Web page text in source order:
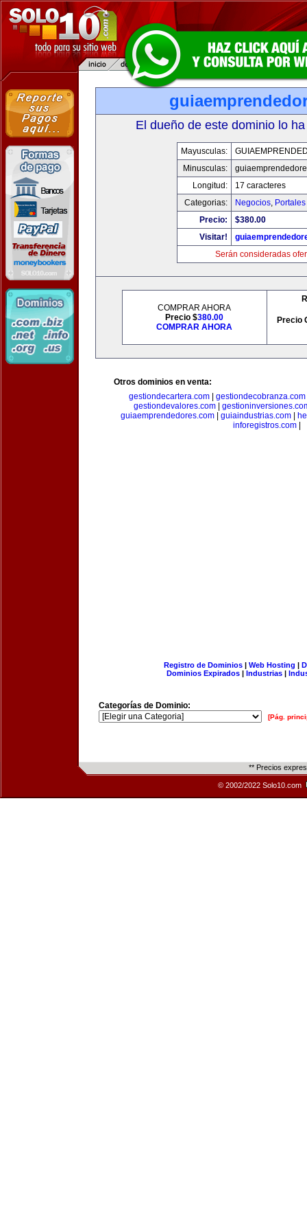
El dueño de este dominio lo
Mayusculas:
Minusculas:
Longitud:
17 caracteres
Categorias:
Negocios, Portales
Precio:
$380.00
Visitar!
Serán consideradas
COMPRAR AHORA
Precio $380.00
COMPRAR AHORA
Precio
Otros dominios en venta:
gestiondecartera.com| gestiondecobranza.com
gestiondevalores.com|
guiaemprendedores.com
guiaindustrias.com
inforegistros.com|
Registro de Dominios| Web Hosting |
Dominios Expirados | Industrias |
Categorías de Dominio:
[Pág.
** Precios
© 2002/2022 Solo10.com